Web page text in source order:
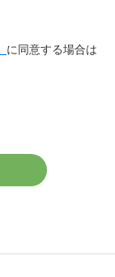
に同意する場合は